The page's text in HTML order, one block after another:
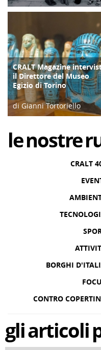
28/02/23
COPERTINA
CRALT Magazine
il Direttore del Museo
Egizio di Torino
di Gianni Tortoriello
lenostre
CRALT
BORGHI
CONTRO
gliarticoli